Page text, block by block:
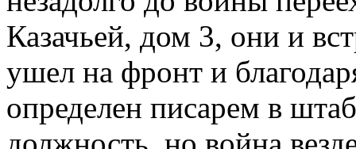
Казачьей, дом 3, они и
ушел на фронт и
определен писарем в